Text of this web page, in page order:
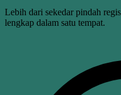
Lebih dari sekedar pindah
lengkap dalam satu tempat.